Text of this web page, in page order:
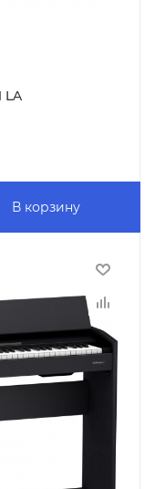
LA
В корзину